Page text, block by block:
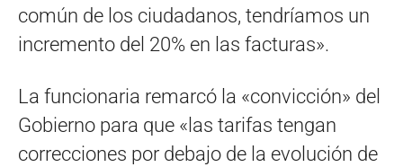
común de los ciudadanos, tendríamos un
incremento del 20% en las facturas».
La funcionaria remarcó la «convicción» del
Gobierno para que «las tarifas tengan
correcciones por debajo de la evolución de